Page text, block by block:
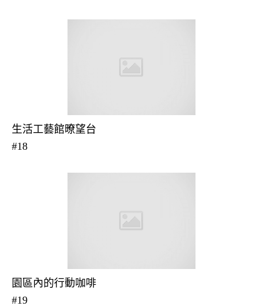
生活工藝館暸望台
#18
園區內的行動咖啡
#19